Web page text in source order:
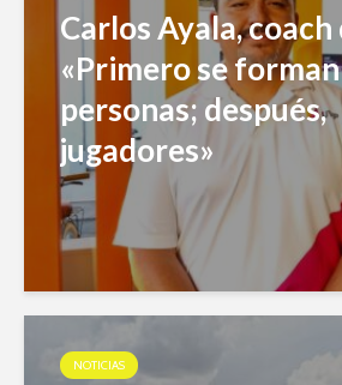
Carlos Ayala, coach
«Primero se forman
personas; después,
jugadores»
NOTICIAS